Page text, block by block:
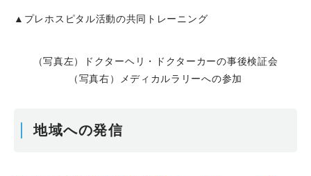
▲プレホスピタル活動の共同トレーニング
（写真左）ドクターヘリ・ドクターカーの事後検証会
（写真右）メディカルラリーへの参加
地域への発信